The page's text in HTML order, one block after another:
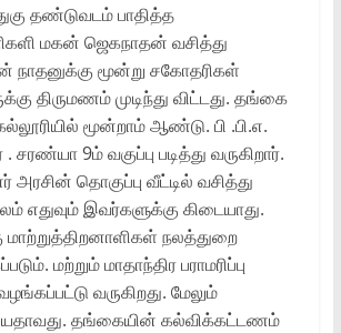
தண்டுவடம் பாதித்த
மகன் ஜெகநாதன் வசித்து
நாதனுக்கு மூன்று சகோதரிகள்
திருமணம் முடிந்து விட்டது. தங்கை
மூன்றாம் ஆண்டு. பி .பி.எ.
. சரண்யா 9ம் வகுப்பு படித்து வருகிறார்.
அரசின் தொகுப்பு வீட்டில் வசித்து
எதுவும் இவர்களுக்கு கிடையாது.
நலத்துறை
மற்றும் மாதாந்திர பராமரிப்பு
வருகிறது. மேலும்
தங்கையின் கல்விக்கட்டணம்